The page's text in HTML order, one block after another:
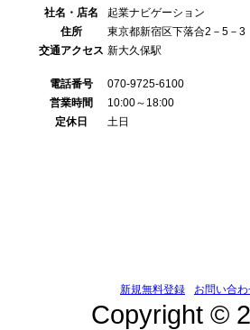
社名・店名
起業ナビゲーション
住所
東京都新宿区下落合2－5－3
交通アクセス 新大久保駅
電話番号
070-9725-6100
営業時間
10:00～18:00
定休日
土日
新規無料登録 お問い合
Copyright ©